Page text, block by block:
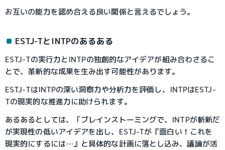
お互いの能力を認め合える良い関係と言えるでしょう。
ESTJ-TとINTPのあるある
ESTJ-Tの実行力とINTPの独創的なアイデアが組み合わさるこ
とで、革新的な成果を生み出す可能性があります。
ESTJ-TはINTPの深い洞察力や分析力を評価し、INTPはESTJ-
Tの現実的な推進力に助けられます。
あるあるとしては、「ブレインストーミングで、INTPが斬新だ
が実現性の低いアイデアを出し、ESTJ-Tが『面白い！これを
現実的にするには…』と具体的な計画に落とし込み、議論が活